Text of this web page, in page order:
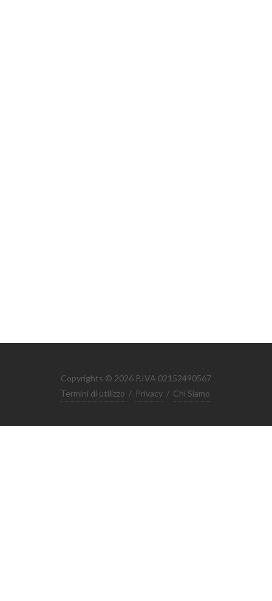
Copyrights © 2026 P.IVA 02152490567
Termini di utilizzo / Privacy / Chi Siamo